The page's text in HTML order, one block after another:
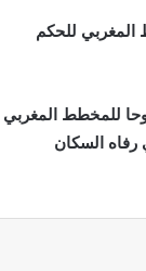
المغربي للحكم
للمخطط المغربي
رفاه السكان